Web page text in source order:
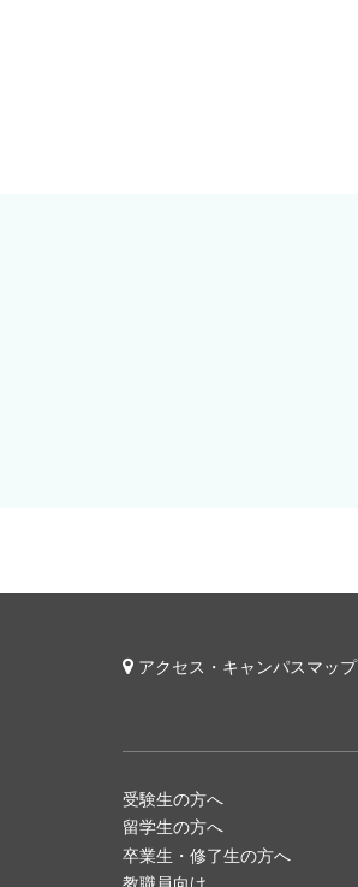
アクセス・キャンパスマップ
受験生の方へ
留学生の方へ
卒業生・修了生の方へ